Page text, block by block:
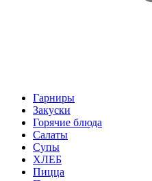
Гарниры
Закуски
Горячие блюда
Салаты
Супы
ХЛЕБ
Пицца